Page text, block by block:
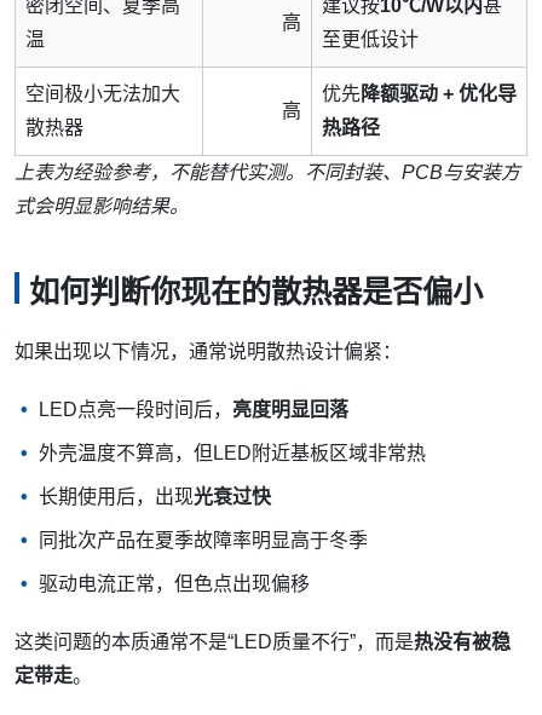
密闭空间、夏季高
温
高
建议按10℃/W以内甚
至更低设计
空间极小无法加大
散热器
高
优先降额驱动 + 优化导
热路径
上表为经验参考，不能替代实测。不同封装、PCB与安装方
式会明显影响结果。
如何判断你现在的散热器是否偏小
如果出现以下情况，通常说明散热设计偏紧：
LED点亮一段时间后， 亮度明显回落
外壳温度不算高，但LED附近基板区域非常热
长期使用后，出现光衰过快
同批次产品在夏季故障率明显高于冬季
驱动电流正常，但色点出现偏移
这类问题的本质通常不是“LED质量不行”，而是热没有被稳
定带走。